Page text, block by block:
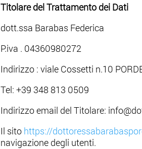
Titolare del Trattamento dei Dati
dott.ssa Barabas Federica
P.iva . 04360980272
Indirizzo : viale Cossetti n.10
Tel: +39 348 813 0509
Indirizzo email del Titolare:
Il sito https://
navigazione degli utenti.